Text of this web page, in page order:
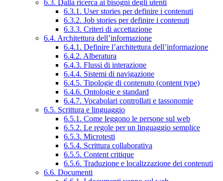
6.3. Dalla ricerca ai bisogni degli utenti
6.3.1. User stories per definire i contenuti
6.3.2. Job stories per definire i contenuti
6.3.3. Criteri di accettazione
6.4. Architettura dell’informazione
6.4.1. Definire l’architettura dell’informazione
6.4.2. Alberatura
6.4.3. Flussi di interazione
6.4.4. Sistemi di navigazione
6.4.5. Tipologie di contenuto (content type)
6.4.6. Ontologie e standard
6.4.7. Vocabolari controllati e tassonomie
6.5. Scrittura e linguaggio
6.5.1. Come leggono le persone sul web
6.5.2. Le regole per un linguaggio semplice
6.5.3. Microtesti
6.5.4. Scrittura collaborativa
6.5.5. Content critique
6.5.6. Traduzione e localizzazione dei contenuti
6.6. Documenti